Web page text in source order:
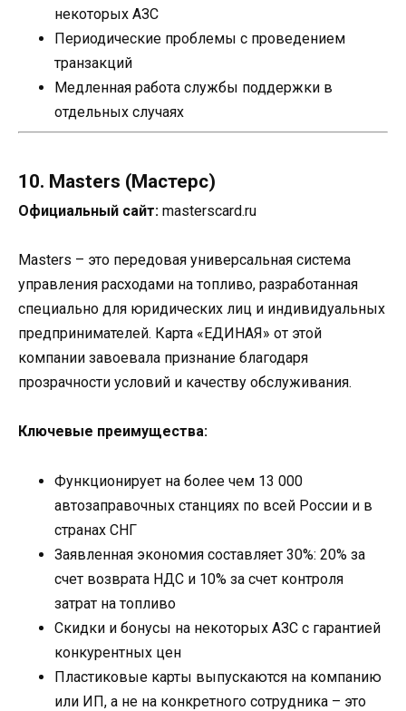
некоторых АЗС
Периодические проблемы с проведением
транзакций
Медленная работа службы поддержки в
отдельных случаях
10. Masters (Мастерс)
Официальный сайт: masterscard.ru
Masters – это передовая универсальная система
управления расходами на топливо, разработанная
специально для юридических лиц и индивидуальных
предпринимателей. Карта «ЕДИНАЯ» от этой
компании завоевала признание благодаря
прозрачности условий и качеству обслуживания.
Ключевые преимущества:
Функционирует на более чем 13 000
автозаправочных станциях по всей России и в
странах СНГ
Заявленная экономия составляет 30%: 20% за
счет возврата НДС и 10% за счет контроля
затрат на топливо
Скидки и бонусы на некоторых АЗС с гарантией
конкурентных цен
Пластиковые карты выпускаются на компанию
или ИП, а не на конкретного сотрудника – это